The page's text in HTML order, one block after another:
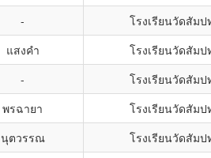
- โรงเรียนวัดสัม
แสงคำ โรงเรียนวัดสัม
- โรงเรียนวัดสัม
พรฉายา โรงเรียนวัดสัม
นุตวรรณ โรงเรียนวัดสัม